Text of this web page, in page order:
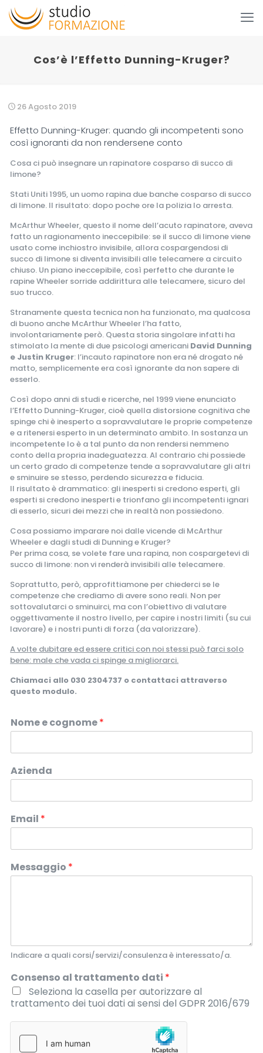
Cos’è l’Effetto Dunning-Kruger?
26 Agosto 2019
Effetto Dunning-Kruger: quando gli incompetenti sono
così ignoranti da non rendersene conto
Cosa ci può insegnare un rapinatore cosparso di succo di
limone?
Stati Uniti 1995, un uomo rapina due banche cosparso di succo
di limone. Il risultato: dopo poche ore la polizia lo arresta.
McArthur Wheeler, questo il nome dell’acuto rapinatore, aveva
fatto un ragionamento ineccepibile: se il succo di limone viene
usato come inchiostro invisibile, allora cospargendosi di
succo di limone si diventa invisibili alle telecamere a circuito
chiuso. Un piano ineccepibile, così perfetto che durante le
rapine Wheeler sorride addirittura alle telecamere, sicuro del
suo trucco.
Stranamente questa tecnica non ha funzionato, ma qualcosa
di buono anche McArthur Wheeler l’ha fatto,
involontariamente però. Questa storia singolare infatti ha
stimolato la mente di due psicologi americani David Dunning
e Justin Kruger: l’incauto rapinatore non era né drogato né
matto, semplicemente era così ignorante da non sapere di
esserlo.
Così dopo anni di studi e ricerche, nel 1999 viene enunciato
l’Effetto Dunning-Kruger, cioè quella distorsione cognitiva che
spinge chi è inesperto a sopravvalutare le proprie competenze
e a ritenersi esperto in un determinato ambito. In sostanza un
incompetente lo è a tal punto da non rendersi nemmeno
conto della propria inadeguatezza. Al contrario chi possiede
un certo grado di competenze tende a sopravvalutare gli altri
e sminuire se stesso, perdendo sicurezza e fiducia.
Il risultato è drammatico: gli inesperti si credono esperti, gli
esperti si credono inesperti e trionfano gli incompetenti ignari
di esserlo, sicuri dei mezzi che in realtà non possiedono.
Cosa possiamo imparare noi dalle vicende di McArthur
Wheeler e dagli studi di Dunning e Kruger?
Per prima cosa, se volete fare una rapina, non cospargetevi di
succo di limone: non vi renderà invisibili alle telecamere.
Soprattutto, però, approfittiamone per chiederci se le
competenze che crediamo di avere sono reali. Non per
sottovalutarci o sminuirci, ma con l’obiettivo di valutare
oggettivamente il nostro livello, per capire i nostri limiti (su cui
lavorare) e i nostri punti di forza (da valorizzare).
A volte dubitare ed essere critici con noi stessi può farci solo
bene: male che vada ci spinge a migliorarci.
Chiamaci allo 030 2304737 o contattaci attraverso
questo modulo.
Nome e cognome*
Azienda
Email *
Messaggio *
Indicare a quali corsi/servizi/consulenza è interessato/a.
Consenso al trattamento dati *
Seleziona la casella per autorizzare al
trattamento dei tuoi dati ai sensi del GDPR 2016/679